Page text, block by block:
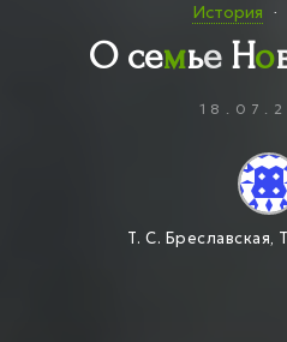
История
О семье Но
Т. С. Бреславская,